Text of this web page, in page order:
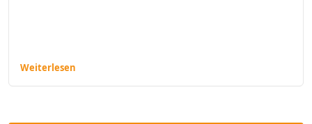
Weiterlesen